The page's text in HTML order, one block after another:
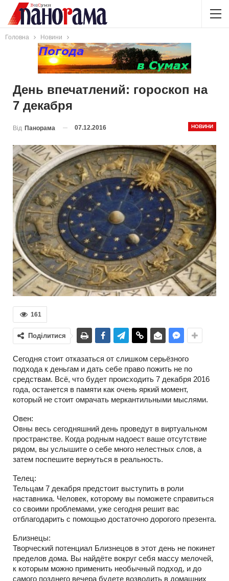
Головна Новини
День впечатлений: гороскоп на
7 декабря
НОВИНИ
Від Панорама 07.12.2016
161
Поділитися
Сегодня стоит отказаться от слишком серьёзного
подхода к деньгам и дать себе право пожить не по
средствам. Всё, что будет происходить 7 декабря 2016
года, останется в памяти как очень яркий момент,
который не стоит омрачать меркантильными мыслями.
Овен:
Овны весь сегодняшний день проведут в виртуальном
пространстве. Когда родным надоест ваше отсутствие
рядом, вы услышите о себе много нелестных слов, а
затем поспешите вернуться в реальность.
Телец:
Тельцам 7 декабря предстоит выступить в роли
наставника. Человек, которому вы поможете справиться
со своими проблемами, уже сегодня решит вас
отблагодарить с помощью достаточно дорогого презента.
Близнецы:
Творческий потенциал Близнецов в этот день не покинет
пределов дома. Вы найдёте вокруг себя массу мелочей,
к которым можно применить необычный подход, и до
самого позднего вечера будете возводить в домашних